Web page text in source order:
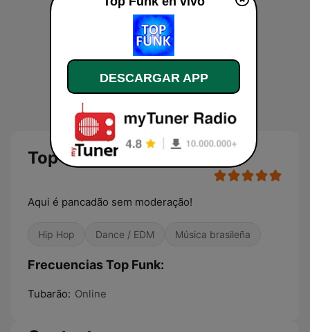
Top Funk
Aqui é pancadão sem moderação!
Hip Hop Dance / EDM Música brasileña
Frecuencias Top Funk:
Tubarão: Online
DESCARGAR APP